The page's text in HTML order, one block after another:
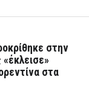
στην
στα